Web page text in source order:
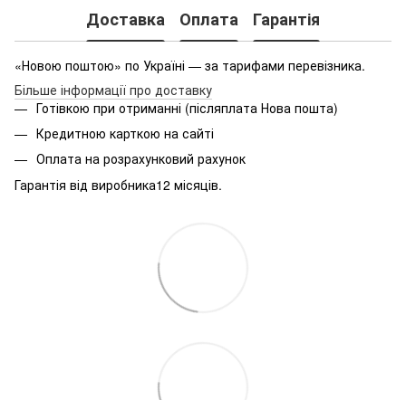
Доставка Оплата Гарантія
«Новою поштою» по Україні — за тарифами перевізника.
Більше інформації про доставку
Готівкою при отриманні (післяплата Нова пошта)
Кредитною карткою на сайті
Оплата на розрахунковий рахунок
Гарантія від виробника12 місяців.